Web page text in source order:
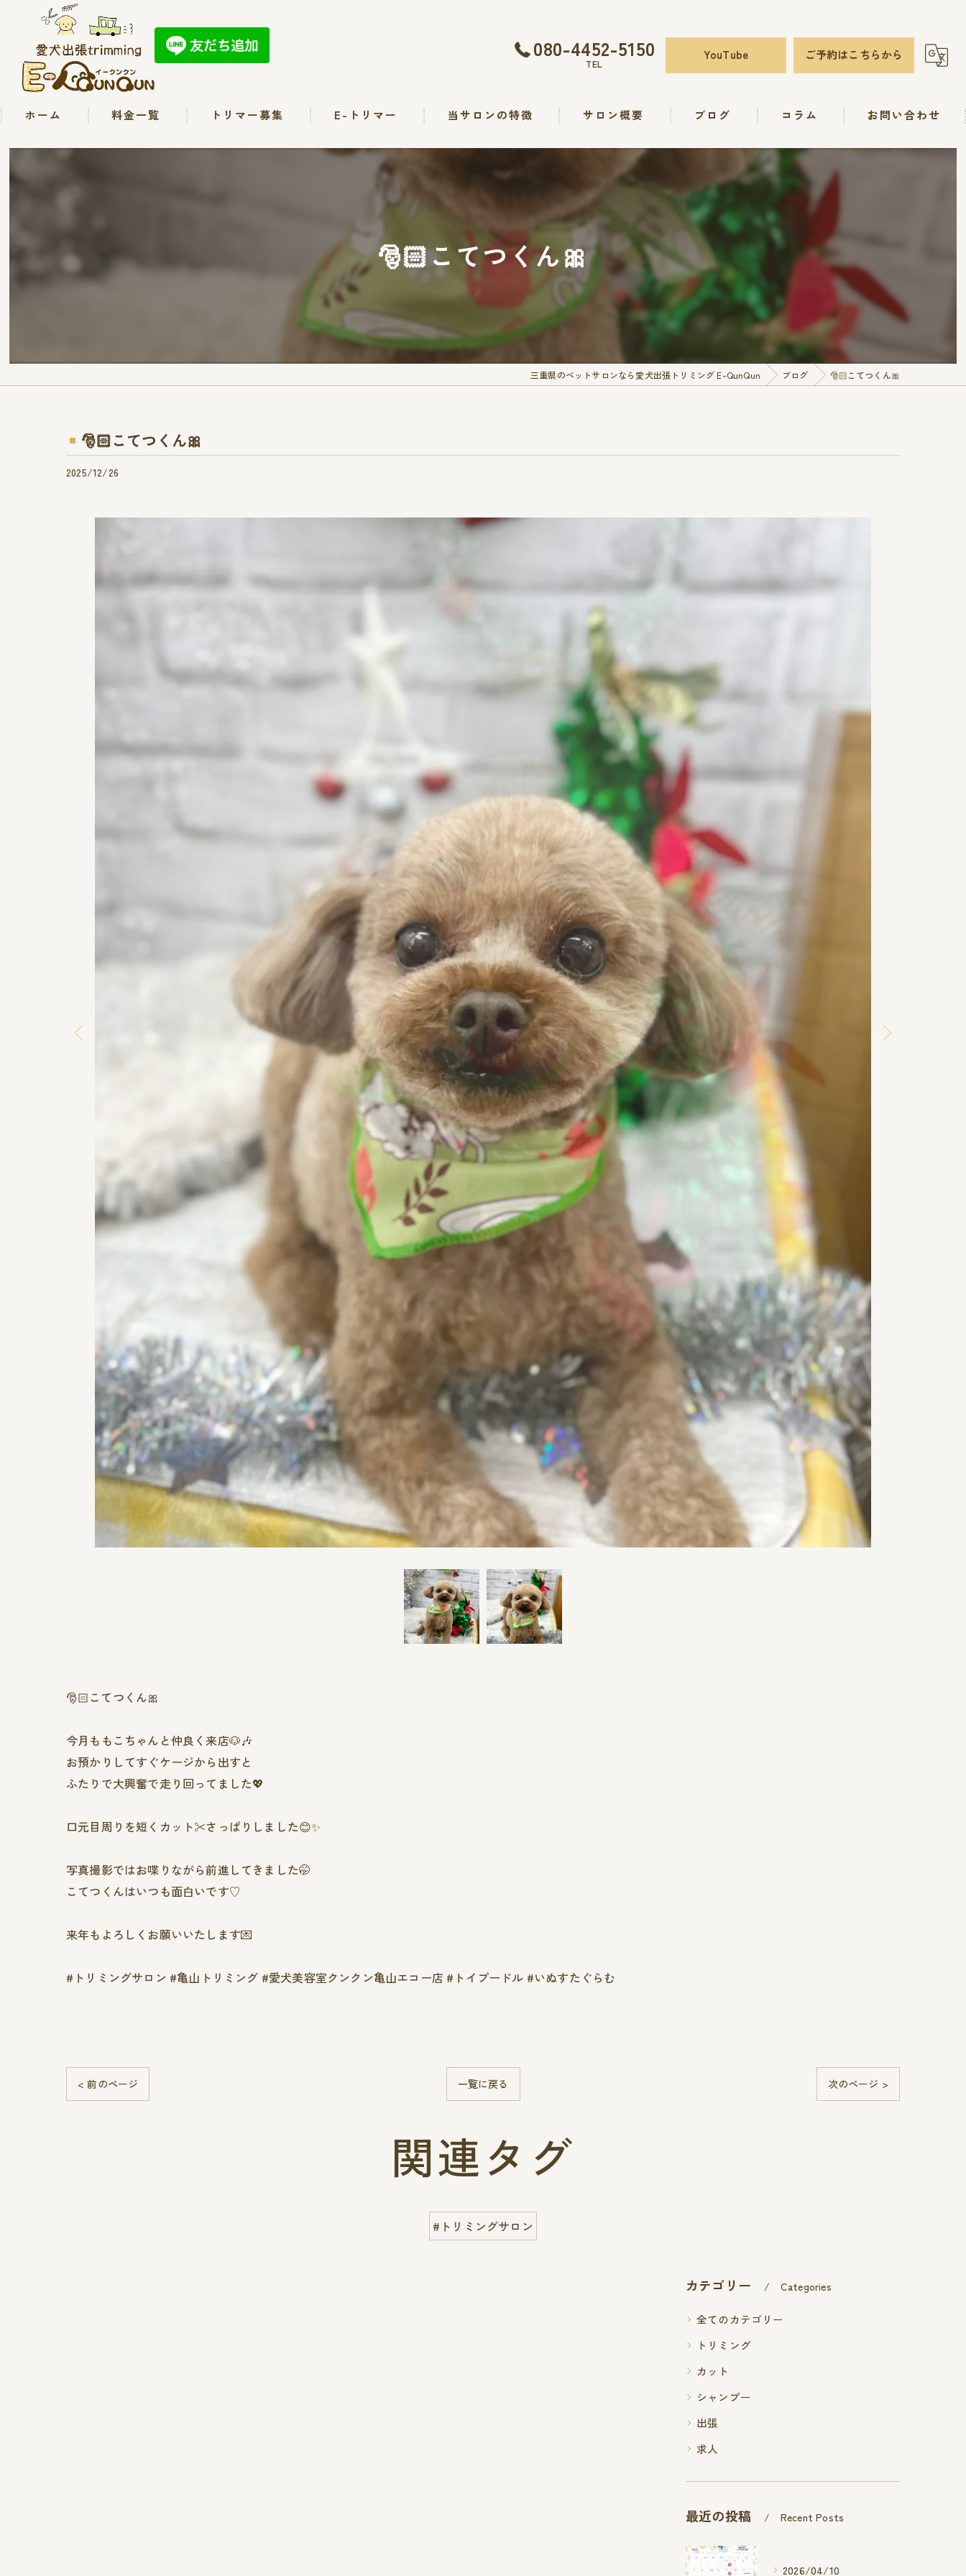
080-4452-5150
TEL
YouTube ご予約はこちらから
ホーム 料金一覧 トリマー募集 E-トリマー 当サロンの特徴
出張
求人
サロン概要 ブログ コラム お問い合わせ
🎅🏻こてつくん🎀
三重県のペットサロンなら愛犬出張トリミング E-QunQun ブログ 🎅🏻こてつくん🎀
🎅🏻こてつくん🎀
2025/12/26
🎅🏻こてつくん🎀
今月ももこちゃんと仲良く来店🐶🎶
お預かりしてすぐケージから出すと
ふたりで大興奮で走り回ってました💖
口元目周りを短くカット✂️さっぱりしました😊✨
写真撮影ではお喋りながら前進してきました🤭
こてつくんはいつも面白いです♡
来年もよろしくお願いいたします💌
#トリミングサロン #亀山トリミング #愛犬美容室クンクン亀山エコー店 #トイプードル #いぬすたぐらむ
< 前のページ 一覧に戻る 次のページ >
関連タグ
#トリミングサロン
カテゴリー Categories
全てのカテゴリー
トリミング
カット
シャンプー
出張
求人
最近の投稿 Recent Posts
2026/04/10